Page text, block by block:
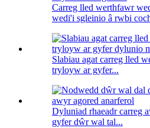
Carreg lled werthfawr
wedi'i sgleinio â rwbi
Slabiau agat carreg lled
tryloyw ar gyfer...
Dyluniad rhaeadr carreg
gyfer dŵr wal tal...